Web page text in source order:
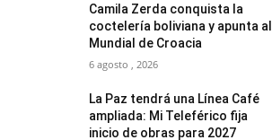
Camila Zerda conquista la
coctelería boliviana y apunta al
Mundial de Croacia
6 agosto , 2026
La Paz tendrá una Línea Café
ampliada: Mi Teleférico fija
inicio de obras para 2027